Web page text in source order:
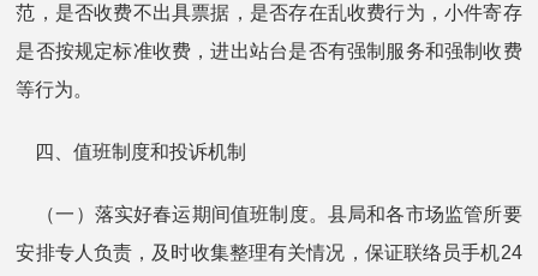
范，是否收费不出具票据，是否存在乱收费行为，小件寄存
是否按规定标准收费，进出站台是否有强制服务和强制收费
等行为。
四、值班制度和投诉机制
（一）落实好春运期间值班制度。县局和各市场监管所要
安排专人负责，及时收集整理有关情况，保证联络员手机24